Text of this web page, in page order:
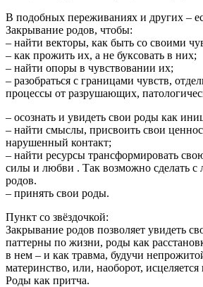
В подобных переживаниях и других –
Закрывание родов, чтобы:
– найти векторы, как быть со своими
– как прожить их, а не буксовать в них;
– найти опоры в чувствовании их;
– разобраться с границами чувств,
процессы от разрушающих,
– осознать и увидеть свои роды как
– найти смыслы, присвоить свои
нарушенный контакт;
– найти ресурсы трансформировать
силы и любви . Так возможно сделать с
родов.
– принять свои роды.
Пункт со звёздочкой:
Закрывание родов позволяет увидеть
паттерны по жизни, роды как
в нем – и как травма, будучи
материнство, или, наоборот,
Роды как притча.